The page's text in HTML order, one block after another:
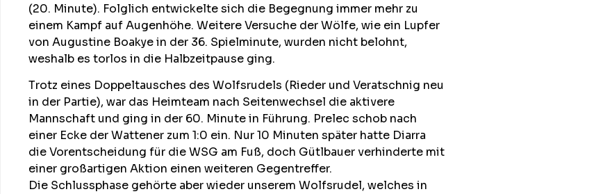
(20. Minute). Folglich entwickelte sich die Begegnung immer mehr zu
einem Kampf auf Augenhöhe. Weitere Versuche der Wölfe, wie ein Lupfer
von Augustine Boakye in der 36. Spielminute, wurden nicht belohnt,
weshalb es torlos in die Halbzeitpause ging.
Trotz eines Doppeltausches des Wolfsrudels (Rieder und Veratschnig neu
in der Partie), war das Heimteam nach Seitenwechsel die aktivere
Mannschaft und ging in der 60. Minute in Führung. Prelec schob nach
einer Ecke der Wattener zum 1:0 ein. Nur 10 Minuten später hatte Diarra
die Vorentscheidung für die WSG am Fuß, doch Gütlbauer verhinderte mit
einer großartigen Aktion einen weiteren Gegentreffer.
Die Schlussphase gehörte aber wieder unserem Wolfsrudel, welches in